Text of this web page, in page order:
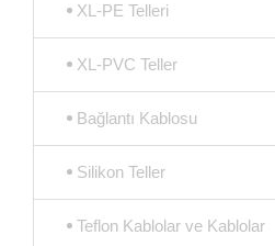
XL-PE Telleri
XL-PVC Teller
Bağlantı Kablosu
Silikon Teller
Teflon Kablolar ve Kablolar